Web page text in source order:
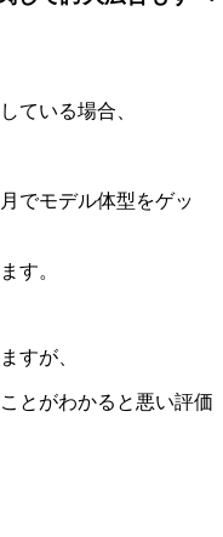
ている場合、
でモデル体型をゲッ
す。
すが、
とがわかると悪い評価